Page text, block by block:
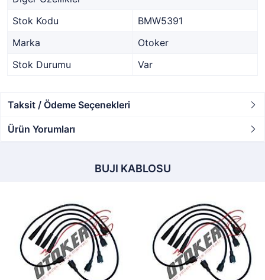
Stok Kodu
BMW5391
Marka
Otoker
Stok Durumu
Var
Taksit / Ödeme Seçenekleri
Ürün Yorumları
BUJI KABLOSU